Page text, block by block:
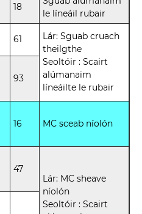
18
le líneáil rubair
61
Lár: Sguab cruach
theilgthe
Seoltóir : Scairt
alúmanaim
líneáilte le rubair
93
16 MC sceab níolón
47
Lár: MC sheave
níolón
Seoltóir : Scairt